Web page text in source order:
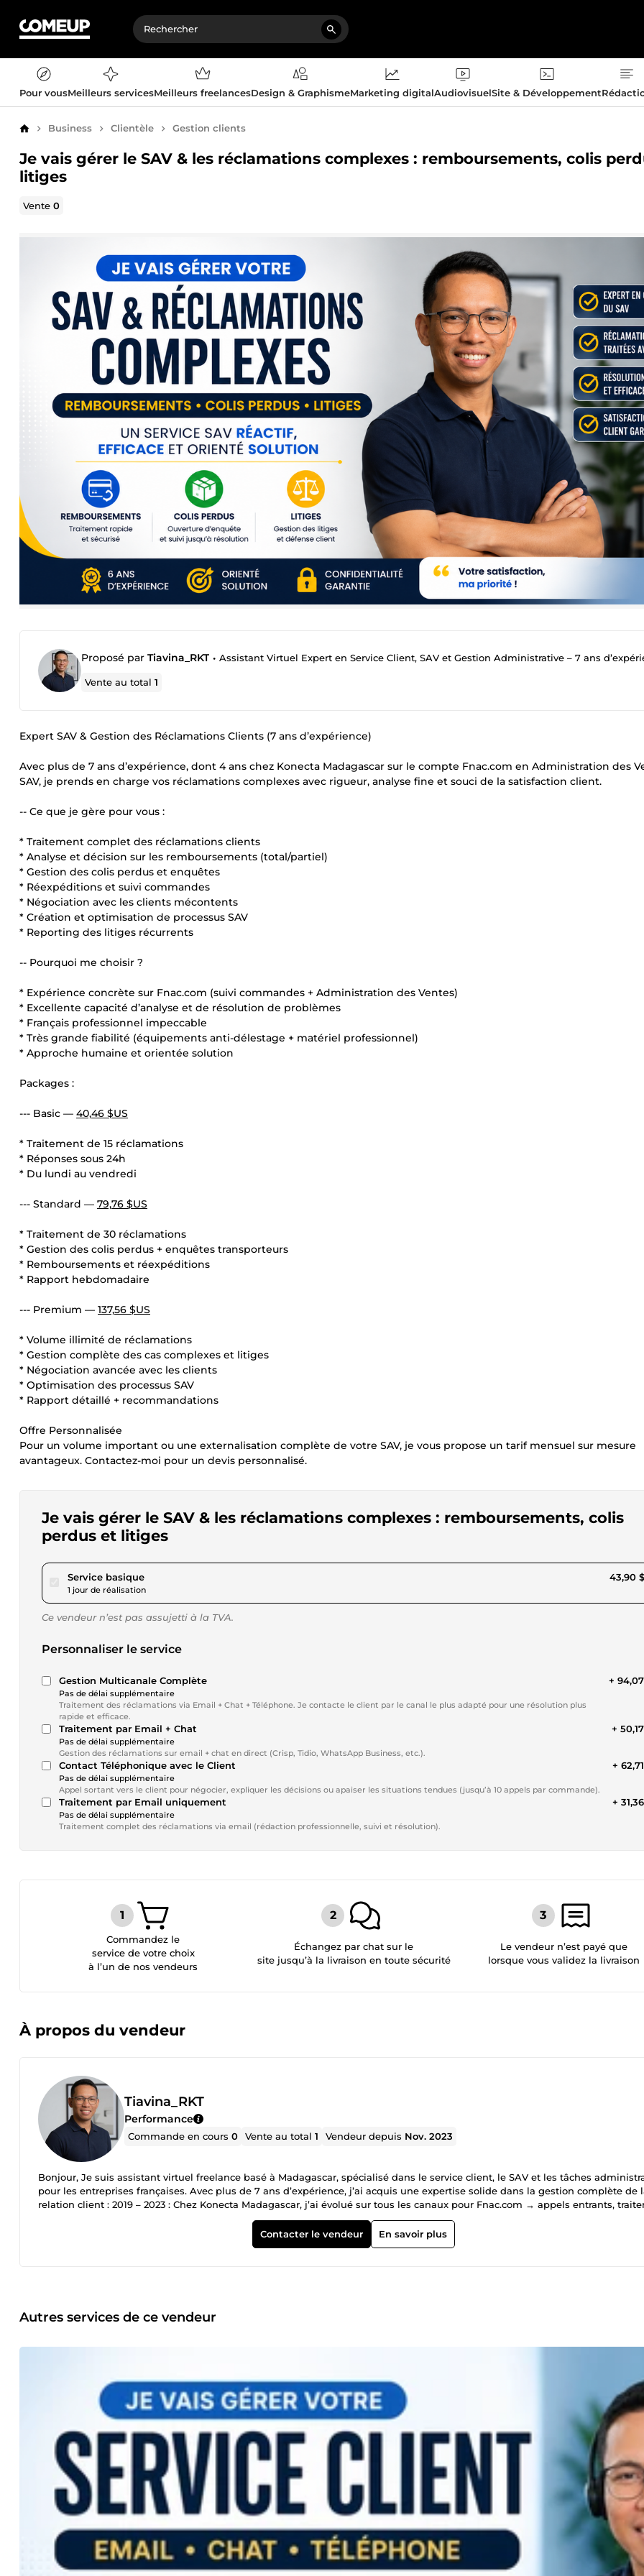
Pour vousMeilleurs servicesMeilleurs freelancesDesign & GraphismeMarketing digitalAudiovisuelSite & Développement
AccueilBusiness Clientèle Gestion clients
Je vais gérer le SAV & les réclamations complexes : remboursements, colis
litiges
Vente0
Proposé par Tiavina_RKT • Assistant Virtuel Expert en Service Client, SAV et Gestion Administrative – 7 ans
Vente au total1
Expert SAV & Gestion des Réclamations Clients (7 ans d’expérience)
Avec plus de 7 ans d’expérience, dont 4 ans chez Konecta Madagascar sur le compte Fnac.com en Administration des
SAV, je prends en charge vos réclamations complexes avec rigueur, analyse fine et souci de la satisfaction client.
-- Ce que je gère pour vous :
* Traitement complet des réclamations clients
* Analyse et décision sur les remboursements (total/partiel)
* Gestion des colis perdus et enquêtes
* Réexpéditions et suivi commandes
* Négociation avec les clients mécontents
* Création et optimisation de processus SAV
* Reporting des litiges récurrents
-- Pourquoi me choisir ?
* Expérience concrète sur Fnac.com (suivi commandes + Administration des Ventes)
* Excellente capacité d’analyse et de résolution de problèmes
* Français professionnel impeccable
* Très grande fiabilité (équipements anti-délestage + matériel professionnel)
* Approche humaine et orientée solution
Packages :
--- Basic — 40,46 $US
* Traitement de 15 réclamations
* Réponses sous 24h
* Du lundi au vendredi
--- Standard — 79,76 $US
* Traitement de 30 réclamations
* Gestion des colis perdus + enquêtes transporteurs
* Remboursements et réexpéditions
* Rapport hebdomadaire
--- Premium — 137,56 $US
* Volume illimité de réclamations
* Gestion complète des cas complexes et litiges
* Négociation avancée avec les clients
* Optimisation des processus SAV
* Rapport détaillé + recommandations
Offre Personnalisée
Pour un volume important ou une externalisation complète de votre SAV, je vous propose un tarif mensuel sur mesure
avantageux. Contactez-moi pour un devis personnalisé.
Je vais gérer le SAV & les réclamations complexes : remboursements, colis
perdus et litiges
Service basiquepour 40,46 $US
1 jour de réalisation
43,90
Ce vendeur n’est pas assujetti à la TVA.
Personnaliser le service
Gestion Multicanale Complète
Pas de délai supplémentaire
Traitement des réclamations via Email + Chat + Téléphone. Je contacte le client par le canal le plus adapté pour une résolution plus
rapide et efficace.
+
Traitement par Email + Chat
Pas de délai supplémentaire
Gestion des réclamations sur email + chat en direct (Crisp, Tidio, WhatsApp Business, etc.).
+
Contact Téléphonique avec le Client
Pas de délai supplémentaire
Appel sortant vers le client pour négocier, expliquer les décisions ou apaiser les situations tendues (jusqu’à 10 appels par commande).
+
Traitement par Email uniquement
Pas de délai supplémentaire
Traitement complet des réclamations via email (rédaction professionnelle, suivi et résolution).
+
Commandez le
service de votre choix
à l’un de nos vendeurs
Échangez par chat sur le
site jusqu’à la livraison en toute sécurité
Le vendeur n’est payé que
lorsque vous validez la livraison
À propos du vendeur
Tiavina_RKT
Performance
Commande en cours0 Vente au total1 Vendeur depuis Nov. 2023
Bonjour, Je suis assistant virtuel freelance basé à Madagascar, spécialisé dans le service client, le SAV et les tâches
pour les entreprises françaises. Avec plus de 7 ans d’expérience, j’ai acquis une expertise solide dans la gestion complète de
relation client : 2019 – 2023 : Chez Konecta Madagascar, j’ai évolué sur tous les canaux pour Fnac.com → appels entrants,
des emails et chats, service commercial, puis administration des ventes (gestion des réclamations, remboursements,
réexpéditions, colis perdus et enquêtes). Cette dernière mission a particulièrement développé mon esprit d’analyse et ma
Depuis 2023 en freelance : Assistante virtuel pour Consumedia (Malte) → gestion complète des dossiers apprenants, création
irréprochable, même en cas de coupures d’électricité Ma polyvalence : service client, back-office, recouvrement,
Contacter le vendeur En savoir plus
Autres services de ce vendeur